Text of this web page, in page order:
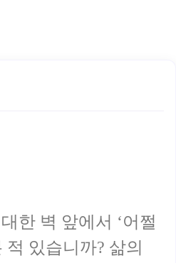
한 벽 앞에서 ‘어쩔
있습니까? 삶의